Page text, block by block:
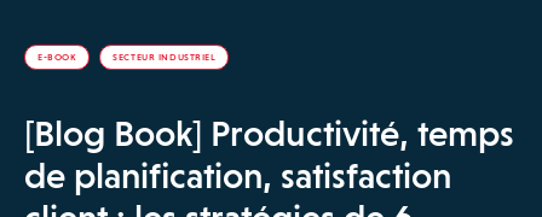
E-BOOK SECTEUR INDUSTRIEL
[Blog Book] Productivité, temps
de planification, satisfaction